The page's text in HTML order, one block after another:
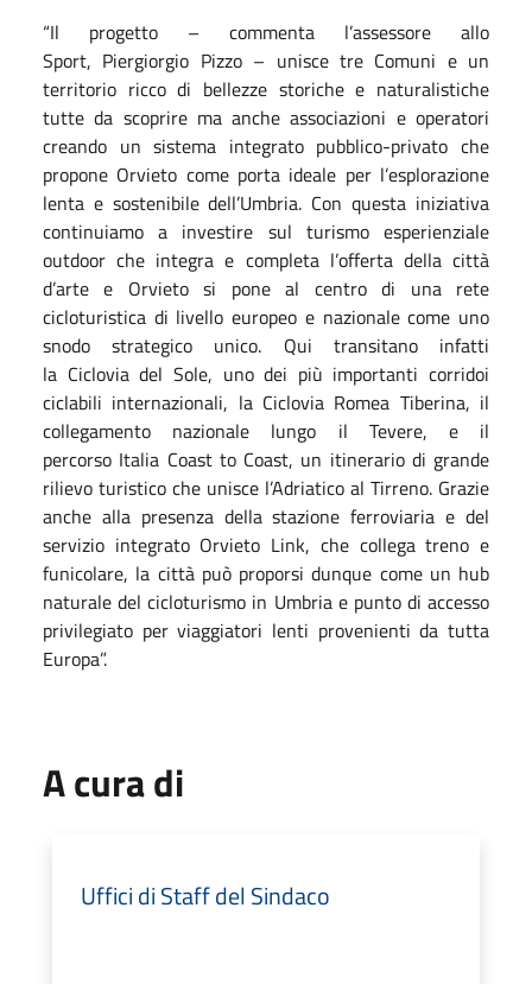
“Il progetto – commenta l’assessore allo
Sport, Piergiorgio Pizzo – unisce tre Comuni e un
territorio ricco di bellezze storiche e naturalistiche
tutte da scoprire ma anche associazioni e operatori
creando un sistema integrato pubblico-privato che
propone Orvieto come porta ideale per l’esplorazione
lenta e sostenibile dell’Umbria. Con questa iniziativa
continuiamo a investire sul turismo esperienziale
outdoor che integra e completa l’offerta della città
d’arte e Orvieto si pone al centro di una rete
cicloturistica di livello europeo e nazionale come uno
snodo strategico unico. Qui transitano infatti
la Ciclovia del Sole, uno dei più importanti corridoi
ciclabili internazionali, la Ciclovia Romea Tiberina, il
collegamento nazionale lungo il Tevere, e il
percorso Italia Coast to Coast, un itinerario di grande
rilievo turistico che unisce l’Adriatico al Tirreno. Grazie
anche alla presenza della stazione ferroviaria e del
servizio integrato Orvieto Link, che collega treno e
funicolare, la città può proporsi dunque come un hub
naturale del cicloturismo in Umbria e punto di accesso
privilegiato per viaggiatori lenti provenienti da tutta
Europa”.
A cura di
Uffici di Staff del Sindaco